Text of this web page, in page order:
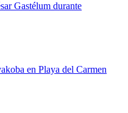
Gastélum durante
en Playa del Carmen